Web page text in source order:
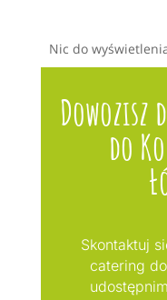
Nic do
Dowozisz
do
Skontaktuj
catering